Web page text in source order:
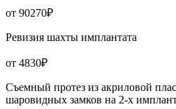
от 90270₽
Ревизия шахты имплантата
от 4830₽
Съемный протез из акриловой
шаровидных замков на 2-х